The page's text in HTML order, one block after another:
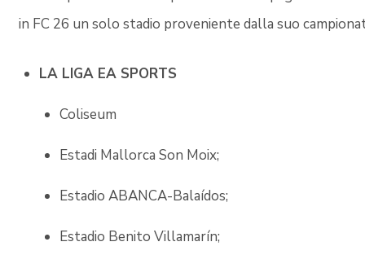
in FC 26 un solo stadio proveniente dalla suo
LA LIGA EA SPORTS
Coliseum
Estadi Mallorca Son Moix;
Estadio ABANCA-Balaídos;
Estadio Benito Villamarín;